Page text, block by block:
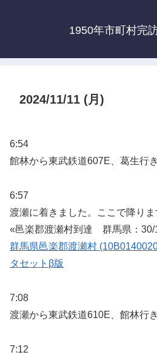
1950年市町村完
2024/11/11 (月)
6:54
館林から東武鉄道607E、葛生行
6:57
渡瀬に着きました。ここで降りま
«邑楽郡渡瀬村到達 群馬県：30/
群馬県邑楽郡渡瀬村
タセットβ版
7:08
渡瀬から東武鉄道610E、館林行
7:12